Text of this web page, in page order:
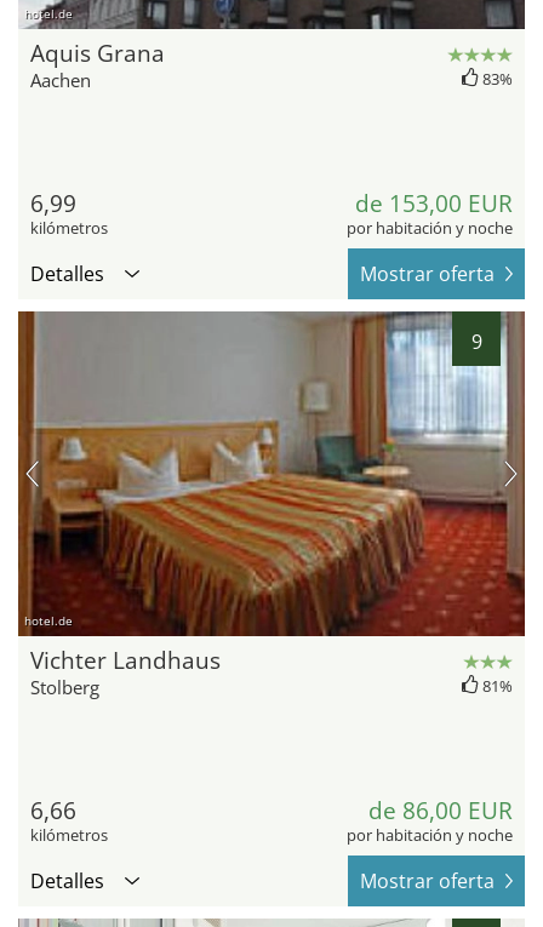
hotel.de
Aquis Grana
Aachen 83%
6,99
kilómetros
de 153,00 EUR
por habitación y noche
Detalles Mostrar oferta
9
hotel.de
Vichter Landhaus
Stolberg 81%
6,66
kilómetros
de 86,00 EUR
por habitación y noche
Detalles Mostrar oferta